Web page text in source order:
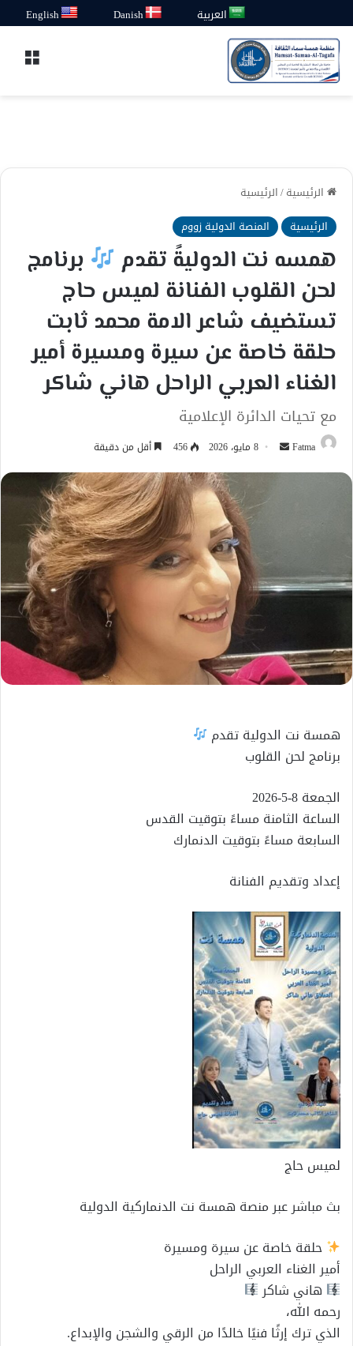
العربية Danish
English
الرئيسية/الرئيسية
الرئيسية
المنصة الدولية زووم
همسه نت الدوليةً تقدم
برنامج
لحن القلوب الفنانة لميس حاج
تستضيف شاعر الامة محمد ثابت
حلقة خاصة عن سيرة ومسيرة أمير
الغناء العربي الراحل هاني شاكر
مع تحيات الدائرة الإعلامية
Fatma
أرسل 8 مايو، 2026 456 أقل من دقيقة
همسة نت الدولية تقدم
برنامج لحن القلوب
الجمعة 8-5-2026
الساعة الثامنة مساءً بتوقيت القدس
السابعة مساءً بتوقيت الدنمارك
إعداد وتقديم الفنانة
لميس حاج
بث مباشر عبر منصة همسة نت الدنماركية الدولية
حلقة خاصة عن سيرة ومسيرة
أمير الغناء العربي الراحل
هاني شاكر
رحمه الله،
الذي ترك إرثًا فنيًا خالدًا من الرقي والشجن والإبداع.